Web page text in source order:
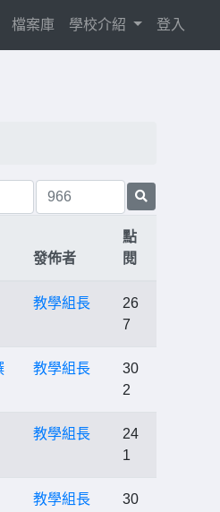
檔案庫 學校介紹 登入
發佈者
點
閱
教學組長
26
7
教學組長
30
2
教學組長
24
1
教學組長
30